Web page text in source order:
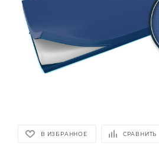
В ИЗБРАННОЕ СРАВНИТЬ